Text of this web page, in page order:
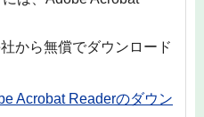
から無償でダウンロード
Acrobat Readerのダウン